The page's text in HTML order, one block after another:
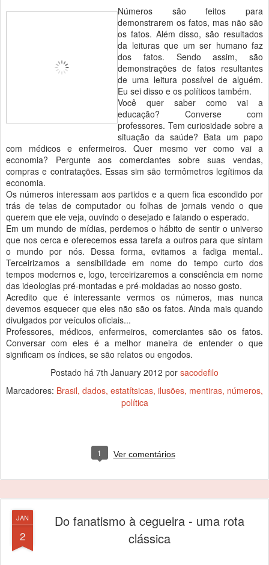
Números são feitos para
demonstrarem os fatos, mas não são
os fatos. Além disso, são resultados
da leituras que um ser humano faz
dos fatos. Sendo assim, são
demonstrações de fatos resultantes
de uma leitura possível de alguém.
Eu sei disso e os políticos também.
Você quer saber como vai a
educação? Converse com
professores. Tem curiosidade sobre a
situação da saúde? Bata um papo
com médicos e enfermeiros. Quer mesmo ver como vai a
economia? Pergunte aos comerciantes sobre suas vendas,
compras e contratações. Essas sim são termômetros legítimos da
economia.
Os números interessam aos partidos e a quem fica escondido por
trás de telas de computador ou folhas de jornais vendo o que
querem que ele veja, ouvindo o desejado e falando o esperado.
Em um mundo de mídias, perdemos o hábito de sentir o universo
que nos cerca e oferecemos essa tarefa a outros para que sintam
o mundo por nós. Dessa forma, evitamos a fadiga mental..
Terceirizamos a sensibilidade em nome do tempo curto dos
tempos modernos e, logo, terceirizaremos a consciência em nome
das ideologias pré-montadas e pré-moldadas ao nosso gosto.
Acredito que é interessante vermos os números, mas nunca
devemos esquecer que eles não são os fatos. Ainda mais quando
divulgados por veículos oficiais...
Professores, médicos, enfermeiros, comerciantes são os fatos.
Conversar com eles é a melhor maneira de entender o que
significam os índices, se são relatos ou engodos.
Postado há 7th January 2012 por sacodefilo
Marcadores: Brasil dados estatítsicas ilusões mentiras números
política
1 Ver comentários
JAN
2
Do fanatismo à cegueira - uma rota
clássica